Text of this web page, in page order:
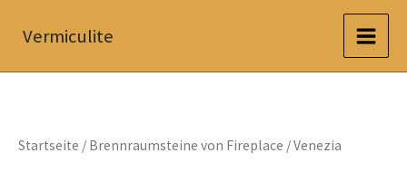
InhaltVermiculite
Startseite / Brennraumsteine von Fireplace / Venezia